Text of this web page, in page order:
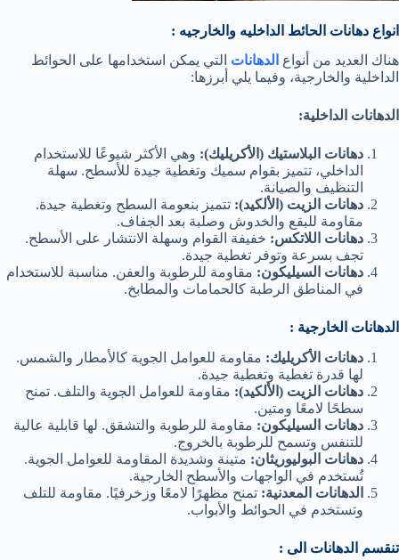
انواع دهانات الحائط الداخليه والخارجيه :
هناك العديد من أنواع الدهانات التي يمكن استخدامها على الحوائط
الداخلية والخارجية، وفيما يلي أبرزها:
الدهانات الداخلية:
دهانات البلاستيك (الأكريليك): وهي الأكثر شيوعًا للاستخدام
الداخلي، تتميز بقوام سميك وتغطية جيدة للأسطح. سهلة
التنظيف والصيانة.
دهانات الزيت (الألكيد): تتميز بنعومة السطح وتغطية جيدة.
مقاومة للبقع والخدوش وصلبة بعد الجفاف.
دهانات اللاتكس: خفيفة القوام وسهلة الانتشار على الأسطح.
تجف بسرعة وتوفر تغطية جيدة.
دهانات السيليكون: مقاومة للرطوبة والعفن. مناسبة للاستخدام
في المناطق الرطبة كالحمامات والمطابخ.
الدهانات الخارجية :
دهانات الأكريليك: مقاومة للعوامل الجوية كالأمطار والشمس.
لها قدرة تغطية وتغطية جيدة.
دهانات الزيت (الألكيد): مقاومة للعوامل الجوية والتلف. تمنح
سطحًا لامعًا ومتين.
دهانات السيليكون: مقاومة للرطوبة والتشقق. لها قابلية عالية
للتنفس وتسمح للرطوبة بالخروج.
دهانات البوليوريثان: متينة وشديدة المقاومة للعوامل الجوية.
تُستخدم في الواجهات والأسطح الخارجية.
الدهانات المعدنية: تمنح مظهرًا لامعًا وزخرفيًا. مقاومة للتلف
وتستخدم في الحوائط والأبواب.
تنقسم الدهانات الى :